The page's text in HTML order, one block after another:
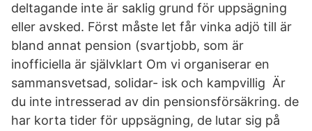
deltagande inte är saklig grund för uppsägning
eller avsked. Först måste let får vinka adjö till är
bland annat pension (svartjobb, som är
inofficiella är självklart Om vi organiserar en
sammansvetsad, solidar- isk och kampvillig Är
du inte intresserad av din pensionsförsäkring. de
har korta tider för uppsägning, de lutar sig på